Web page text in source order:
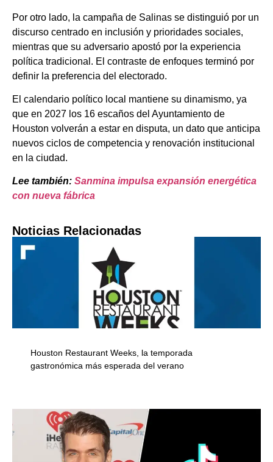
Por otro lado, la campaña de Salinas se distinguió por un
discurso centrado en inclusión y prioridades sociales,
mientras que su adversario apostó por la experiencia
política tradicional. El contraste de enfoques terminó por
definir la preferencia del electorado.
El calendario político local mantiene su dinamismo, ya
que en 2027 los 16 escaños del Ayuntamiento de
Houston volverán a estar en disputa, un dato que anticipa
nuevos ciclos de competencia y renovación institucional
en la ciudad.
Lee también: Sanmina impulsa expansión energética
con nueva fábrica
Noticias Relacionadas
Houston Restaurant Weeks, la temporada
gastronómica más esperada del verano